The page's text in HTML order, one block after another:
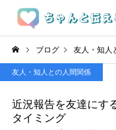
ブログ 友人・知人
友人・知人との人間関係
近況報告を友達にす
タイミング